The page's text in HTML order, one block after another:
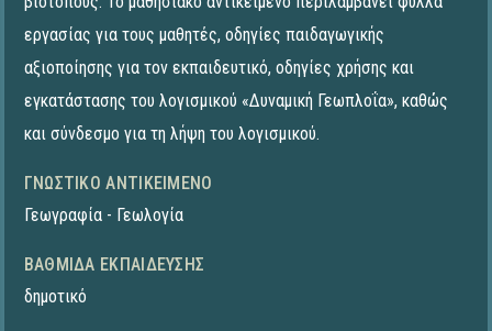
εργασίας για τους μαθητές, οδηγίες παιδαγωγικής
αξιοποίησης για τον εκπαιδευτικό, οδηγίες χρήσης και
εγκατάστασης του λογισμικού «Δυναμική Γεωπλοΐα», καθώς
και σύνδεσμο για τη λήψη του λογισμικού.
ΓΝΩΣΤΙΚΌ ΑΝΤΙΚΕΊΜΕΝΟ
Γεωγραφία - Γεωλογία
ΒΑΘΜΊΔΑ ΕΚΠΑΊΔΕΥΣΗΣ
δημοτικό